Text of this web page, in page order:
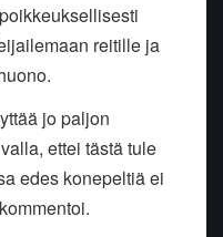
reitille ja
jo paljon
ettei tästä tule
edes konepeltiä ei